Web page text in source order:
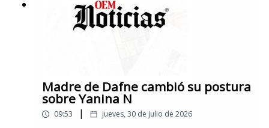
Madre de Dafne cambió su postura
sobre Yanina N
09:53 | jueves, 30 de julio de 2026